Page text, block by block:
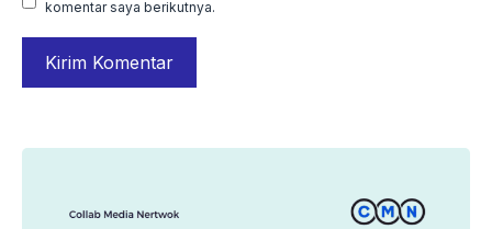
komentar saya berikutnya.